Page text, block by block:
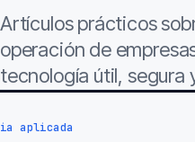
Artículos prácticos
operación de
tecnología útil, segura
ia aplicada